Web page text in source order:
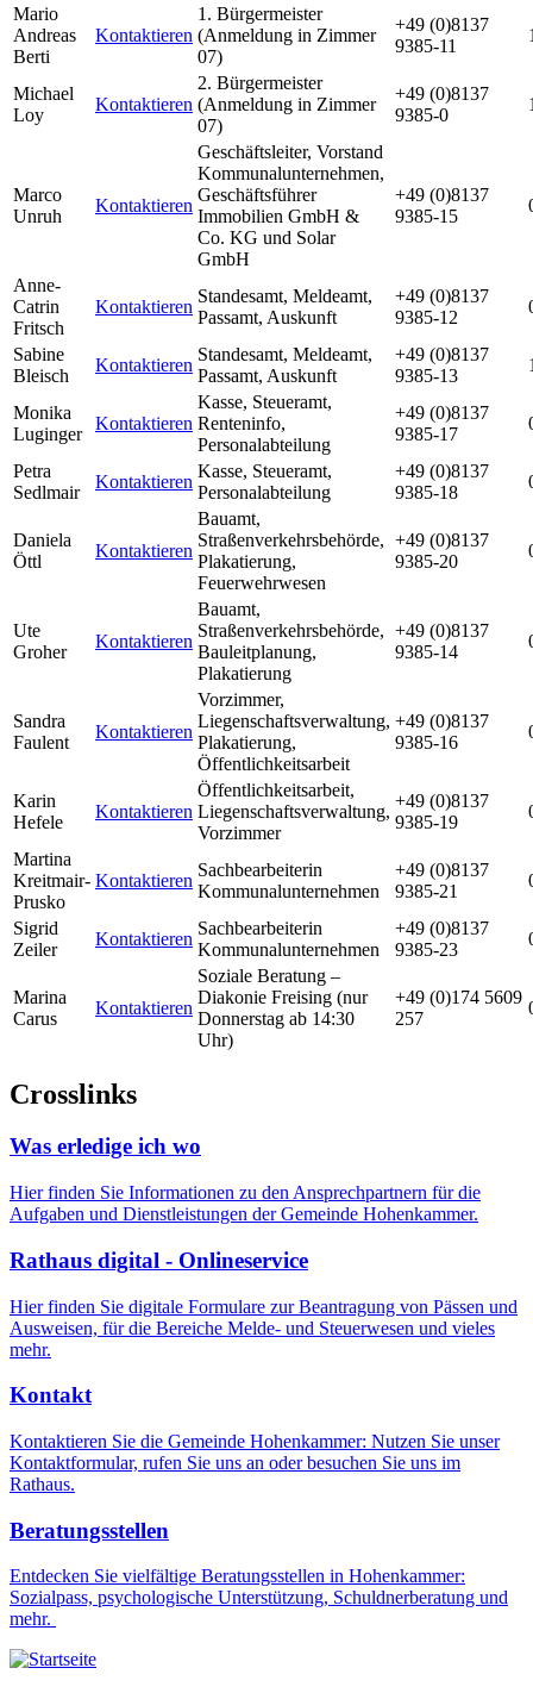
Mario
Andreas
Berti
Kontaktieren
1. Bürgermeister
(Anmeldung in Zimmer
07)
+49 (0)8137
9385-11
Michael
Loy
Kontaktieren
2. Bürgermeister
(Anmeldung in Zimmer
07)
+49 (0)8137
9385-0
Marco
Unruh
Kontaktieren
Geschäftsleiter, Vorstand
Kommunalunternehmen,
Geschäftsführer
Immobilien GmbH &
Co. KG und Solar
GmbH
+49 (0)8137
9385-15
Anne-
Catrin
Fritsch
Kontaktieren
Standesamt, Meldeamt,
Passamt, Auskunft
+49 (0)8137
9385-12
Sabine
Bleisch
Kontaktieren
Standesamt, Meldeamt,
Passamt, Auskunft
+49 (0)8137
9385-13
Monika
Luginger
Kontaktieren
Kasse, Steueramt,
Renteninfo,
Personalabteilung
+49 (0)8137
9385-17
Petra
Sedlmair
Kontaktieren
Kasse, Steueramt,
Personalabteilung
+49 (0)8137
9385-18
Daniela
Öttl
Kontaktieren
Bauamt,
Straßenverkehrsbehörde,
Plakatierung,
Feuerwehrwesen
+49 (0)8137
9385-20
Ute
Groher
Kontaktieren
Bauamt,
Straßenverkehrsbehörde,
Bauleitplanung,
Plakatierung
+49 (0)8137
9385-14
Sandra
Faulent
Kontaktieren
Vorzimmer,
Liegenschaftsverwaltung,
Plakatierung,
Öffentlichkeitsarbeit
+49 (0)8137
9385-16
Karin
Hefele
Kontaktieren
Öffentlichkeitsarbeit,
Liegenschaftsverwaltung,
Vorzimmer
+49 (0)8137
9385-19
Martina
Kreitmair-
Prusko
Kontaktieren
Sachbearbeiterin
Kommunalunternehmen
+49 (0)8137
9385-21
Sigrid
Zeiler
Kontaktieren
Sachbearbeiterin
Kommunalunternehmen
+49 (0)8137
9385-23
Marina
Carus
Kontaktieren
Soziale Beratung –
Diakonie Freising (nur
Donnerstag ab 14:30
Uhr)
+49 (0)174 5609
257
Crosslinks
Was erledige ich wo
Hier finden Sie Informationen zu den Ansprechpartnern für die
Aufgaben und Dienstleistungen der Gemeinde Hohenkammer.
Rathaus digital - Onlineservice
Hier finden Sie digitale Formulare zur Beantragung von Pässen und
Ausweisen, für die Bereiche Melde- und Steuerwesen und vieles
mehr.
Kontakt
Kontaktieren Sie die Gemeinde Hohenkammer: Nutzen Sie unser
Kontaktformular, rufen Sie uns an oder besuchen Sie uns im
Rathaus.
Beratungsstellen
Entdecken Sie vielfältige Beratungsstellen in Hohenkammer:
Sozialpass, psychologische Unterstützung, Schuldnerberatung und
mehr.